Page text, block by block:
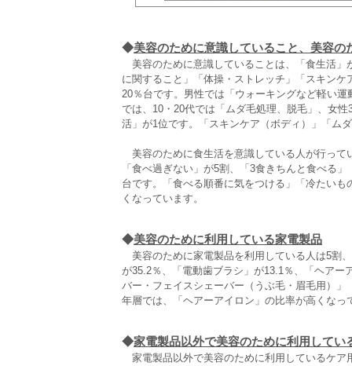
◆美容のために意識していること、美容
美容のために意識していることは、「食生活」
に関すること」「体操・ストレッチ」「スキン
20％台です。男性では「ウォーキングなど軽い
では、10・20代では「ムダ毛処理、脱毛」、女
活」が1位です。「スキンケア（ボディ）」「ム
美容のために食生活を意識している人が行って
「食べ過ぎない」が5割、「3食きちんと食べる
台です。「食べる順番に気をつける」「冷たい
くなっています。
◆美容のために利用している家電製品
美容のために家電製品を利用している人は5割
が35.2％、「電動歯ブラシ」が13.1％、「ヘア
バー・フェイスシェーバー（うぶ毛・眉毛用）
年層では、「ヘアーアイロン」の比率が高くなっ
◆家電製品以外で美容のために利用してい
家電製品以外で美容のために利用しているケア